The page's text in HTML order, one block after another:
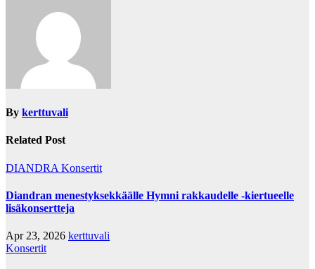
By kerttuvali
Related Post
DIANDRA Konsertit
Diandran menestyksekkäälle Hymni rakkaudelle -kiertueelle
lisäkonsertteja
Apr 23, 2026 kerttuvali
Konsertit